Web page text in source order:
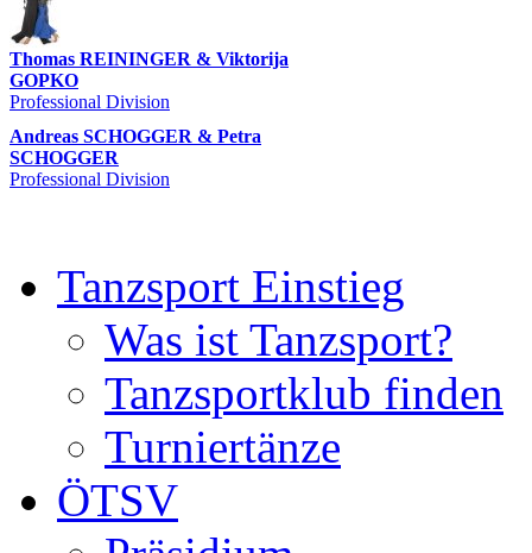
Thomas REININGER & Viktorija
GOPKO
Professional Division
Andreas SCHOGGER & Petra
SCHOGGER
Professional Division
Tanzsport Einstieg
Was ist Tanzsport?
Tanzsportklub finden
Turniertänze
ÖTSV